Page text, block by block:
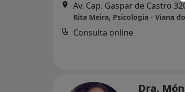
Rita Meira, Psicologia - Viana
Consulta online
Dra.